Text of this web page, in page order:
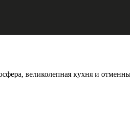
великолепная кухня и